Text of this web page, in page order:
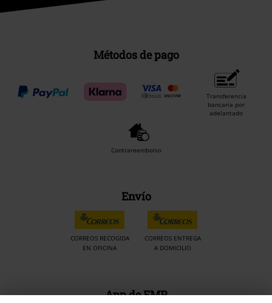
Métodos de pago
Transferencia
bancaria por
adelantado
Contrareembolso
Envío
CORREOS RECOGIDA
EN OFICINA
CORREOS ENTREGA
A DOMICILIO
App de EMP